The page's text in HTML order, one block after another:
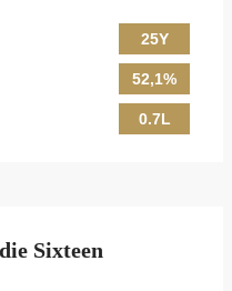
25Y
52,1%
0.7L
Sixteen